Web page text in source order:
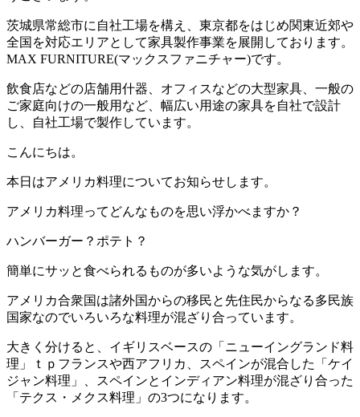
茨城県常総市に自社工場を構え、東京都をはじめ関東近郊や
全国を対応エリアとして家具製作事業を展開しております。
MAX FURNITURE(マックスファニチャー)です。
飲食店などの店舗用什器、オフィスなどの大型家具、一般の
ご家庭向けの一般用など、幅広い用途の家具を自社で設計
し、自社工場で製作しています。
こんにちは。
本日はアメリカ料理についてお知らせします。
アメリカ料理ってどんなものを思い浮かべますか？
ハンバーガー？ポテト？
簡単にサッと食べられるものが多いような気がします。
アメリカ合衆国は諸外国からの移民と先住民からなる多民族
国家なのでいろいろな料理が混ざり合っています。
大きく分けると、イギリスベースの「ニューイングランド料
理」ｔｐフランスや西アフリカ、スペインが混合した「ケイ
ジャン料理」、スペインとインディアン料理が混ざり合った
「テクス・メクス料理」の3つになります。